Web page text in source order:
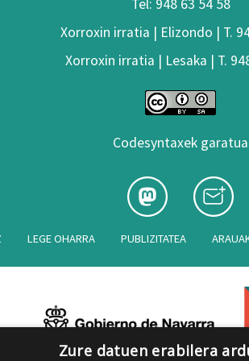
Tel: 948 63 54 58
Xorroxin irratia | Elizondo | T.
Xorroxin irratia | Lesaka | T.
Codesyntaxek garatua
LEGE OHARRA PUBLIZITATEA
Zure datuen erabilera